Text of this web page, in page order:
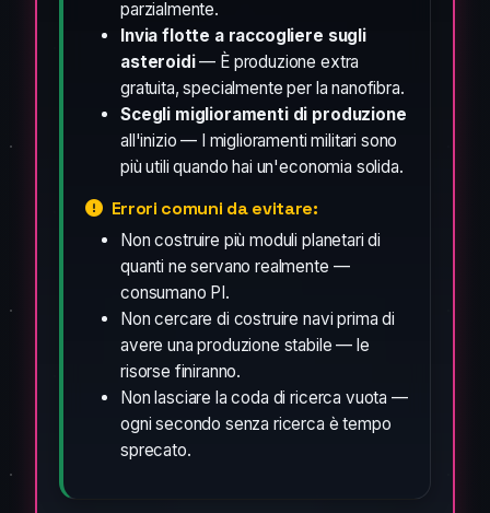
parzialmente.
Invia flotte a raccogliere sugli
asteroidi— È produzione extra
gratuita, specialmente per la nanofibra.
Scegli miglioramenti di produzione
all'inizio — I miglioramenti militari sono
più utili quando hai un'economia solida.
Errori comuni da evitare:
Non costruire più moduli planetari di
quanti ne servano realmente —
consumano PI.
Non cercare di costruire navi prima di
avere una produzione stabile — le
risorse finiranno.
Non lasciare la coda di ricerca vuota —
ogni secondo senza ricerca è tempo
sprecato.